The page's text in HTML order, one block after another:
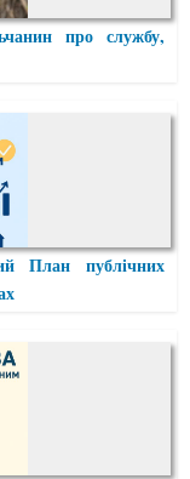
про службу,
План публічних